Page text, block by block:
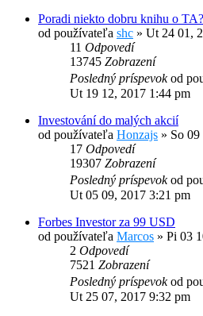
Poradi niekto dobru knihu o TA?
od používateľa shc » Ut 24 01,
11 Odpovedí
13745 Zobrazení
Posledný príspevokod
Ut 19 12, 2017 1:44 pm
Investování do malých akcií
od používateľa Honzajs » So
17 Odpovedí
19307 Zobrazení
Posledný príspevokod
Ut 05 09, 2017 3:21 pm
Forbes Investor za 99 USD
od používateľa Marcos » Pi 03
2 Odpovedí
7521 Zobrazení
Posledný príspevokod
Ut 25 07, 2017 9:32 pm